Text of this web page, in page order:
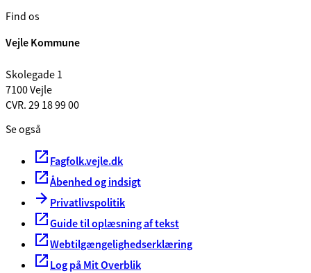
Find os
Vejle Kommune
Skolegade 1
7100 Vejle
CVR. 29 18 99 00
Se også
Fagfolk.vejle.dk
Åbenhed og indsigt
Privatlivspolitik
Guide til oplæsning af tekst
Webtilgængelighedserklæring
Log på Mit Overblik